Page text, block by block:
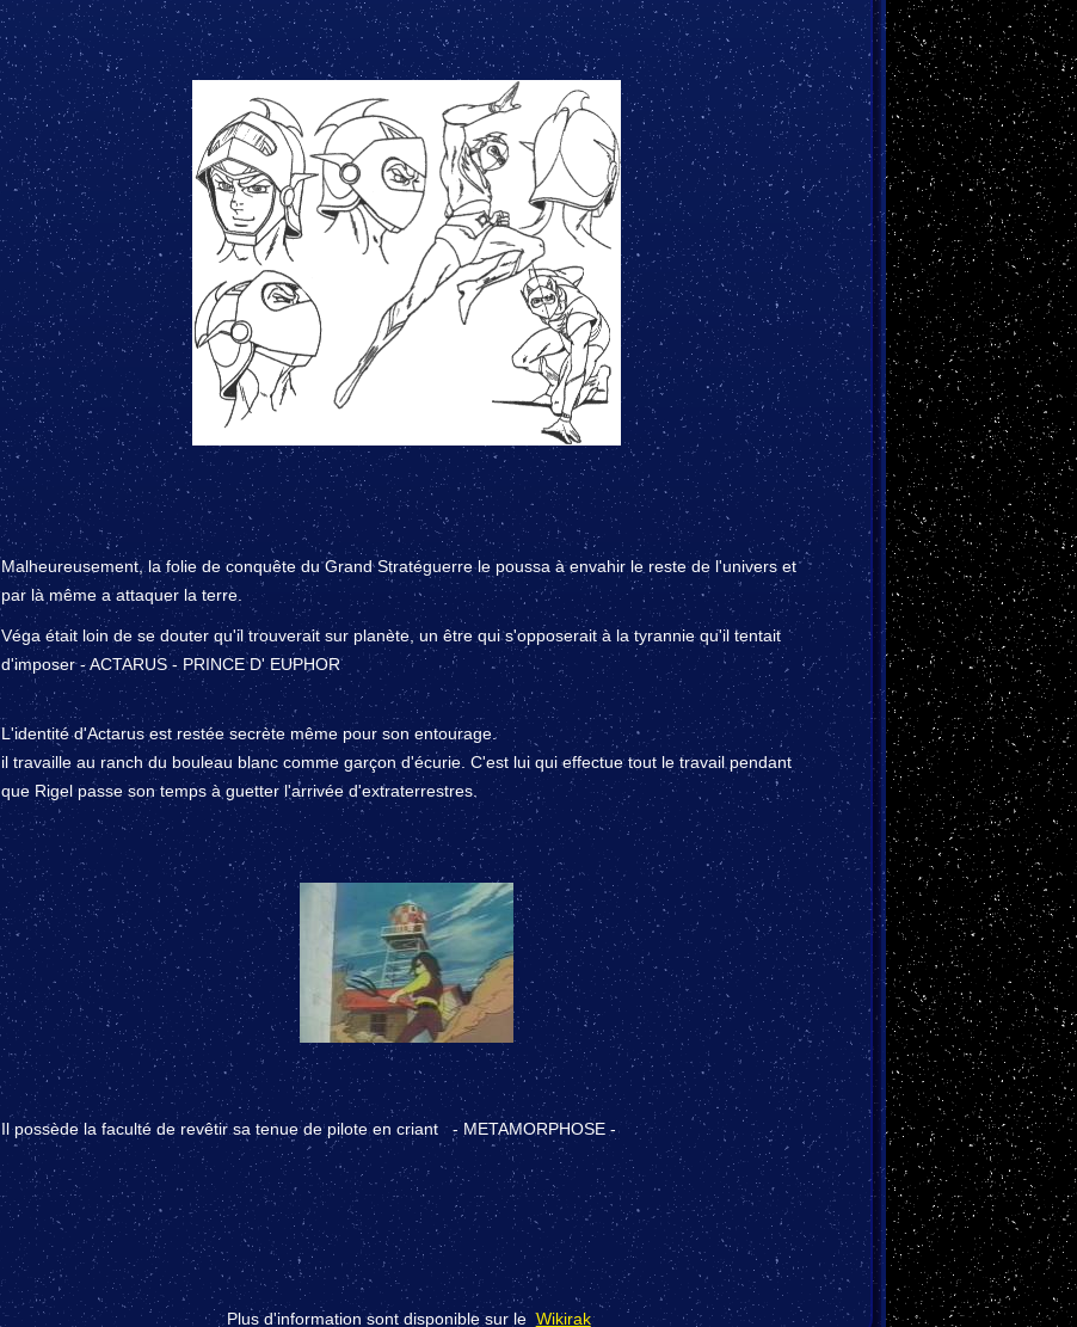
Malheureusement, la folie de conquête du Grand Stratéguerre le poussa à envahir le reste de l'univers et
par là même a attaquer la terre.
Véga était loin de se douter qu'il trouverait sur planète, un être qui s'opposerait à la tyrannie qu'il tentait
d'imposer - ACTARUS - PRINCE D' EUPHOR
L'identité d'Actarus est restée secrète même pour son entourage.
il travaille au ranch du bouleau blanc comme garçon d'écurie. C'est lui qui effectue tout le travail pendant
que Rigel passe son temps à guetter l'arrivée d'extraterrestres.
Il possède la faculté de revêtir sa tenue de pilote en criant - METAMORPHOSE -
Plus d'information sont disponible sur leWikirak